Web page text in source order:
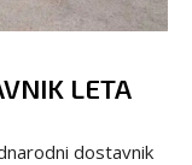
LETA
dostavnik